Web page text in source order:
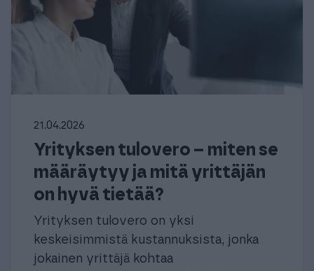
21.04.2026
Yrityksen tulovero – miten se
määräytyy ja mitä yrittäjän
on hyvä tietää?
Yrityksen tulovero on yksi
keskeisimmistä kustannuksista, jonka
jokainen yrittäjä kohtaa